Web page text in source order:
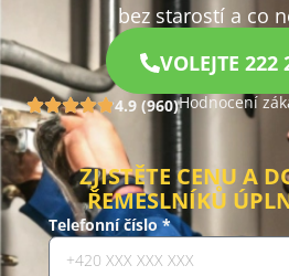
bez starostí a co
VOLEJTE 222
4.9 (960)Hodnocení
ZJISTĚTE CENU A
ŘEMESLNÍKŮ
Telefonní číslo *